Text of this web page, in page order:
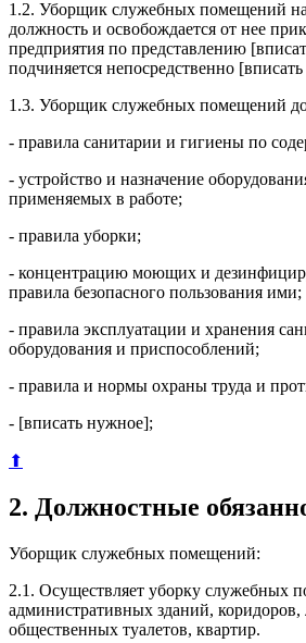
1.2. Уборщик служебных помещений
должность и освобождается от нее
предприятия по представлению
подчиняется непосредственно
1.3. Уборщик служебных помещений
- правила санитарии и гигиены по
- устройство и назначение
применяемых в работе;
- правила уборки;
- концентрацию моющих и
правила безопасного пользования ими;
- правила эксплуатации и хранения
оборудования и приспособлений;
- правила и нормы охраны труда и
- [вписать нужное];
⬆
2. Должностные
Уборщик служебных помещений:
2.1. Осуществляет уборку служебных
административных зданий, коридоров,
общественных туалетов, квартир.